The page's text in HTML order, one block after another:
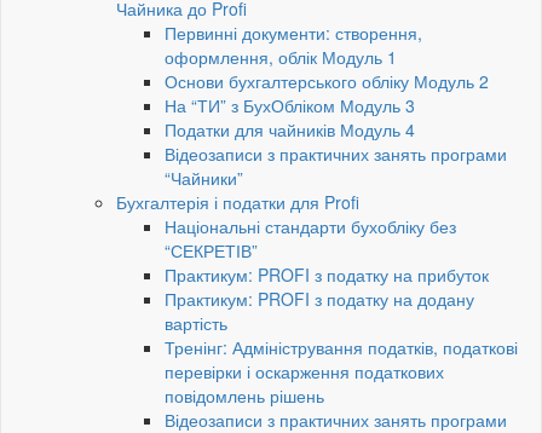
Чайника до Profi
Первинні документи: створення,
оформлення, облік Модуль 1
Основи бухгалтерського обліку Модуль 2
На “ТИ” з БухОбліком Модуль 3
Податки для чайників Модуль 4
Відеозаписи з практичних занять програми
“Чайники”
Бухгалтерія і податки для Profi
Національні стандарти бухобліку без
“СЕКРЕТІВ”
Практикум: PROFI з податку на прибуток
Практикум: PROFI з податку на додану
вартість
Тренінг: Адміністрування податків, податкові
перевірки і оскарження податкових
повідомлень рішень
Відеозаписи з практичних занять програми